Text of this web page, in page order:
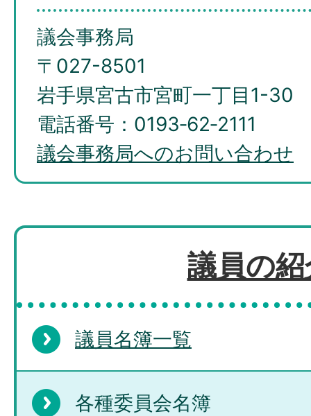
議会事務局
〒027-8501
岩手県宮古市宮町一丁目1-30
電話番号：0193‐62‐2111
議会事務局へのお問い合わせ
議員の
議員名簿一覧
各種委員会名簿